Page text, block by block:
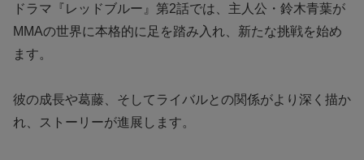
ドラマ『レッドブルー』第2話では、主人公・鈴木青葉が
MMAの世界に本格的に足を踏み入れ、新たな挑戦を始め
ます。
彼の成長や葛藤、そしてライバルとの関係がより深く描か
れ、ストーリーが進展します。